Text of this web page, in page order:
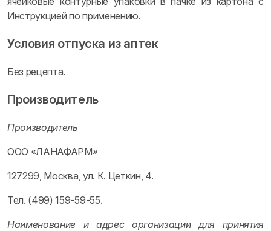
Инструкцией по применению.
Условия отпуска из аптек
Без рецепта.
Производитель
Производитель
ООО «ЛАНАФАРМ»
127299, Москва, ул. К. Цеткин, 4.
Тел. (499) 159-59-55.
Наименование и адрес организации для принятия